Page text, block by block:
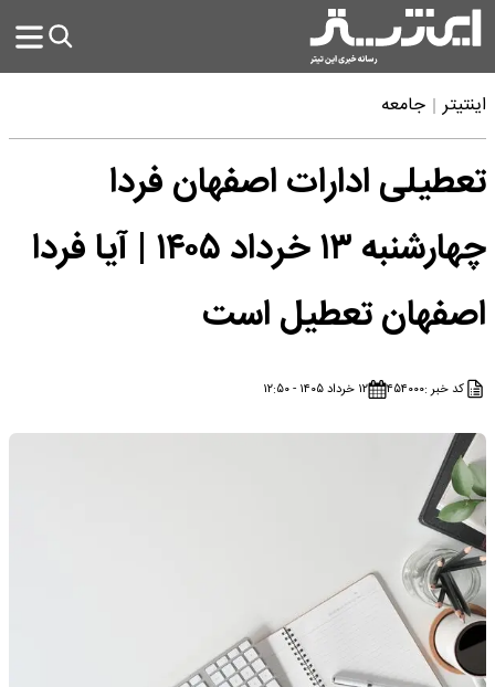
اینتیتر جامعه
تعطیلی ادارات اصفهان فردا
چهارشنبه ۱۳ خرداد ۱۴۰۵ | آیا فردا
اصفهان تعطیل است
کد خبر :۴۵۴۰۰۰ ۱۲ خرداد ۱۴۰۵ - ۱۲:۵۰